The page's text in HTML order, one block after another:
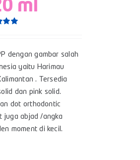
ml
dengan gambar salah
yaitu Harimau
. Tersedia
dan pink solid.
dot orthodontic
juga abjad /angka
moment di kecil.